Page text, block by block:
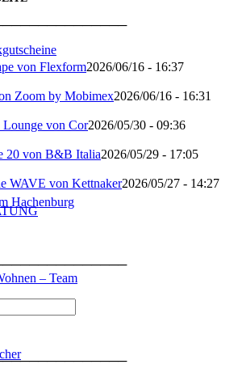
Hachenburg
– Team
von Flexform2026/06/16 - 16:37
Zoom by Mobimex2026/06/16 - 16:31
Lounge von Cor2026/05/30 - 09:36
20 von B&B Italia2026/05/29 - 17:05
WAVE von Kettnaker2026/05/27 - 14:27